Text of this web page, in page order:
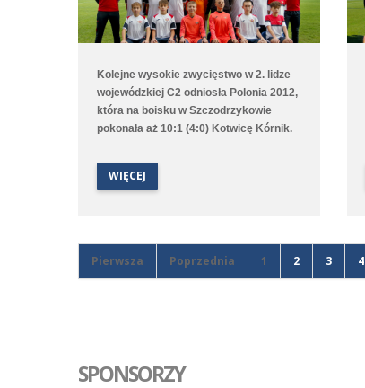
Kolejne wysokie zwycięstwo w 2. lidze
wojewódzkiej C2 odniosła Polonia 2012,
która na boisku w Szczodrzykowie
pokonała aż 10:1 (4:0) Kotwicę Kórnik.
skompletował Karol Marciniak. Drugi
zespół, który rywalizuje w 2. lidze
WIĘCEJ
Pierwsza Poprzednia 1 2 3 4
SPONSORZY